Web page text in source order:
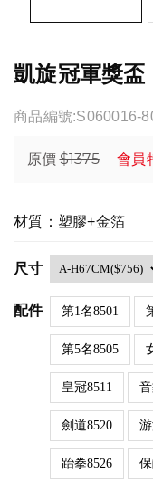
凱旋冠軍獎盃
商品編號:S060016-
原價 $1375 會員
材質：塑膠+金箔
尺寸
配件 第1名8501
第5名8505
皇冠8511 音
劍道8520
跆拳8526